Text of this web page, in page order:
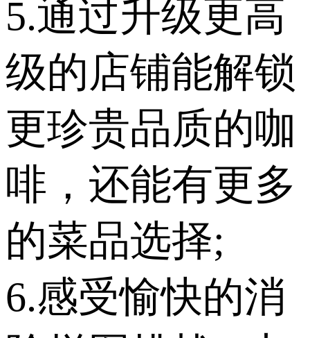
5.通过升级更高
级的店铺能解锁
更珍贵品质的咖
啡，还能有更多
的菜品选择;
6.感受愉快的消